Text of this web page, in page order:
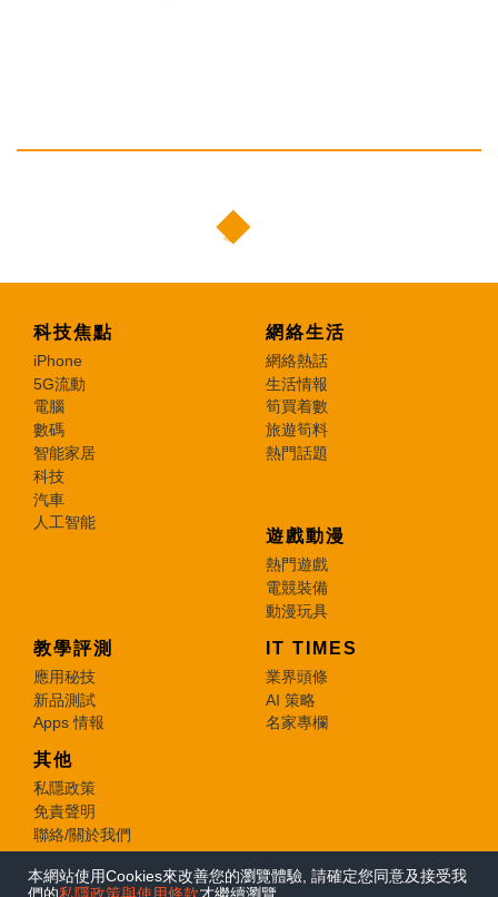
本網站使用Cookies來改善您的瀏覽體驗, 請確定您同意及接受我
科技焦點
iPhone
5G流動
電腦
數碼
智能家居
科技
汽車
人工智能
網絡生活
網絡熱話
生活情報
筍買着數
旅遊筍料
熱門話題
遊戲動漫
熱門遊戲
電競裝備
動漫玩具
教學評測
應用秘技
新品測試
Apps 情報
IT TIMES
業界頭條
AI 策略
名家專欄
其他
私隱政策
免責聲明
聯絡/關於我們
© 2026 e-zone. All Rights Reserved.